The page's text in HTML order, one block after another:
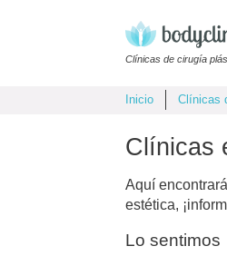
Clínicas de cirugía
Inicio Clínicas
Clínicas
Aquí
estética,
Lo sentimos